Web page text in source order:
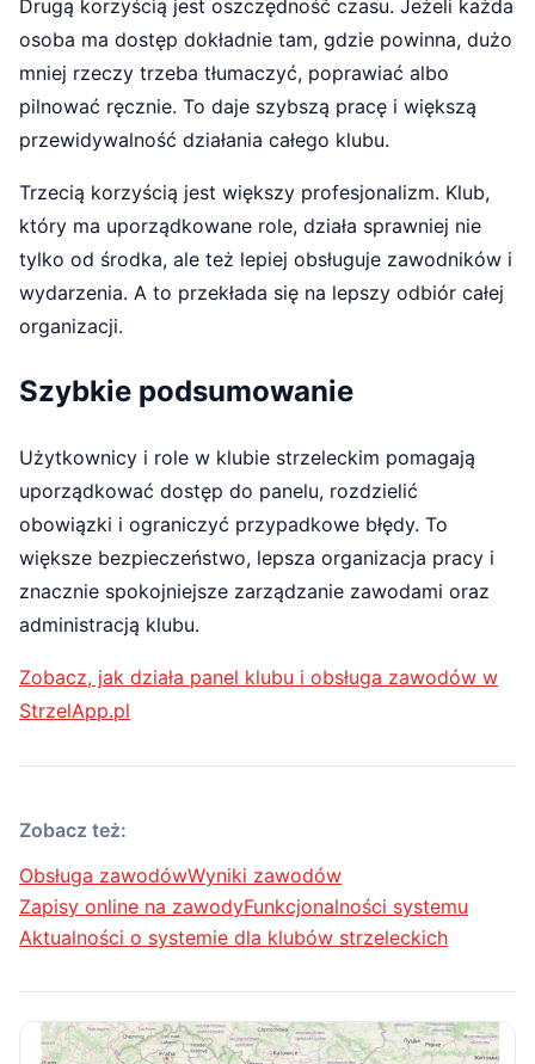
Drugą korzyścią jest oszczędność czasu. Jeżeli każda
osoba ma dostęp dokładnie tam, gdzie powinna, dużo
mniej rzeczy trzeba tłumaczyć, poprawiać albo
pilnować ręcznie. To daje szybszą pracę i większą
przewidywalność działania całego klubu.
Trzecią korzyścią jest większy profesjonalizm. Klub,
który ma uporządkowane role, działa sprawniej nie
tylko od środka, ale też lepiej obsługuje zawodników i
wydarzenia. A to przekłada się na lepszy odbiór całej
organizacji.
Szybkie podsumowanie
Użytkownicy i role w klubie strzeleckim pomagają
uporządkować dostęp do panelu, rozdzielić
obowiązki i ograniczyć przypadkowe błędy. To
większe bezpieczeństwo, lepsza organizacja pracy i
znacznie spokojniejsze zarządzanie zawodami oraz
administracją klubu.
Zobacz, jak działa panel klubu i obsługa zawodów w
StrzelApp.pl
Zobacz też:
Obsługa zawodówWyniki zawodów
Zapisy online na zawodyFunkcjonalności systemu
Aktualności o systemie dla klubów strzeleckich